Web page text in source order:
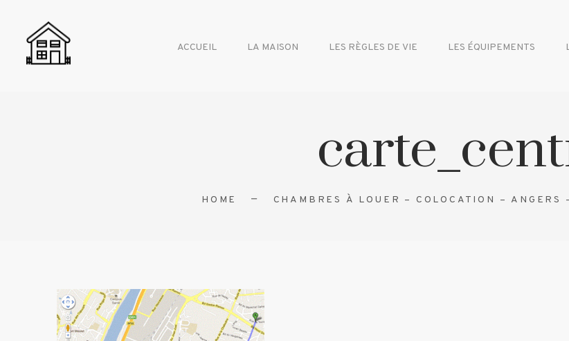
ACCUEIL LA MAISON LES RÈGLES DE VIE LES ÉQUIPEMENTS
HOME CHAMBRES À LOUER – COLOCATION – ANGERS